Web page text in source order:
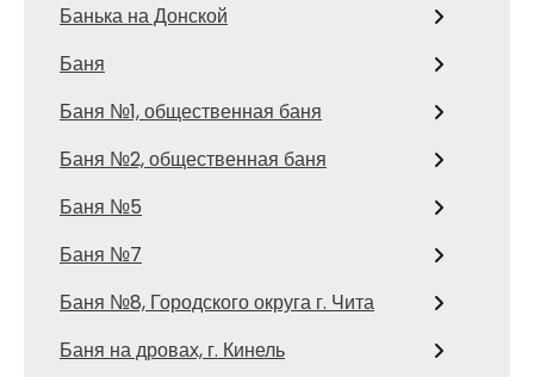
Банька на Донской
Баня
Баня №1, общественная баня
Баня №2, общественная баня
Баня №5
Баня №7
Баня №8, Городского округа г. Чита
Баня на дровах, г. Кинель